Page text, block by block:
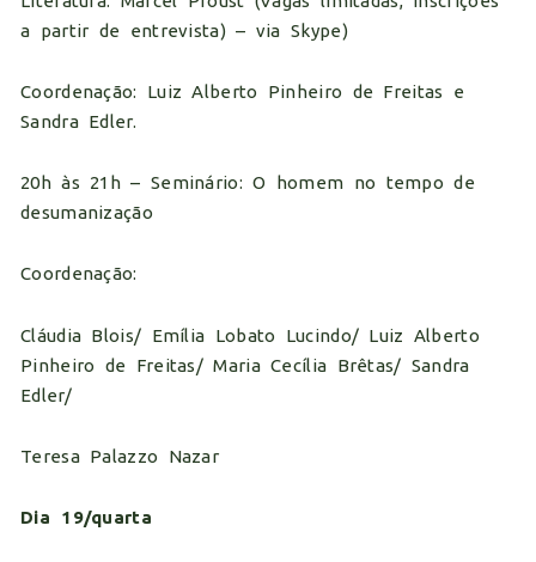
a partir de entrevista) – via Skype)
Coordenação: Luiz Alberto Pinheiro de Freitas e
Sandra Edler.
20h às 21h – Seminário: O homem no tempo de
desumanização
Coordenação:
Cláudia Blois/ Emília Lobato Lucindo/ Luiz Alberto
Pinheiro de Freitas/ Maria Cecília Brêtas/ Sandra
Edler/
Teresa Palazzo Nazar
Dia 19/quarta